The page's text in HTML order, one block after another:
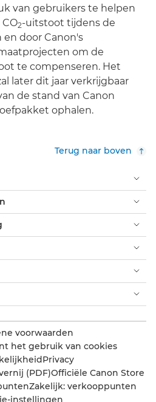
van gebruikers te helpen
2-uitstoot tijdens de
door Canon's
om de
te compenseren. Het
later dit jaar verkrijgbaar
de stand van Canon
ophalen.
Terug naar boven
voorwaarden
het gebruik van cookies
Privacy
(PDF)Officiële Canon Store
Zakelijk: verkooppunten
instellingen